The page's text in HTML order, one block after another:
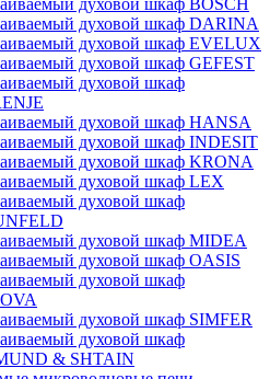
духовой шкаф BOSCH
духовой шкаф DARINA
духовой шкаф EVELUX
духовой шкаф GEFEST
духовой шкаф
духовой шкаф HANSA
духовой шкаф INDESIT
духовой шкаф KRONA
духовой шкаф LEX
духовой шкаф
духовой шкаф MIDEA
духовой шкаф OASIS
духовой шкаф
духовой шкаф SIMFER
духовой шкаф
& SHTAIN